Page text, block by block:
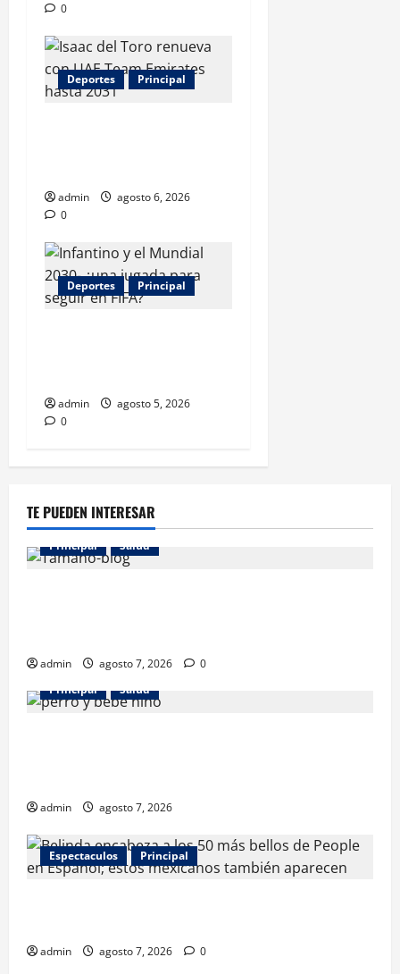
0
Deportes Principal
admin
agosto 6, 2026
0
Deportes Principal
admin
agosto 5, 2026
0
TE PUEDEN INTERESAR
Principal Salud
admin agosto 7, 2026
0
Principal
Salud
admin agosto 7, 2026
Espectaculos Principal
admin agosto 7, 2026 0